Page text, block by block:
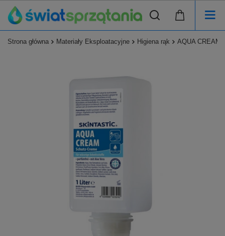
Strona główna Materiały Eksploatacyjne Higiena rąk AQUA CREAM